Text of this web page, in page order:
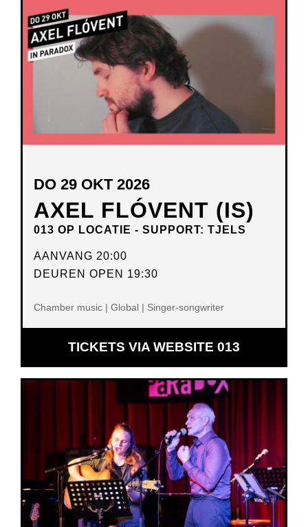
VENSTER
AXEL FLÓVENT (IS)
013 OP LOCATIE - SUPPORT: TJELS
DO 29 OKT 2026
AANVANG 20:00
DEUREN OPEN 19:30
Chamber music | Global | Singer-songwriter
TICKETS VIA WEBSITE 013
IN